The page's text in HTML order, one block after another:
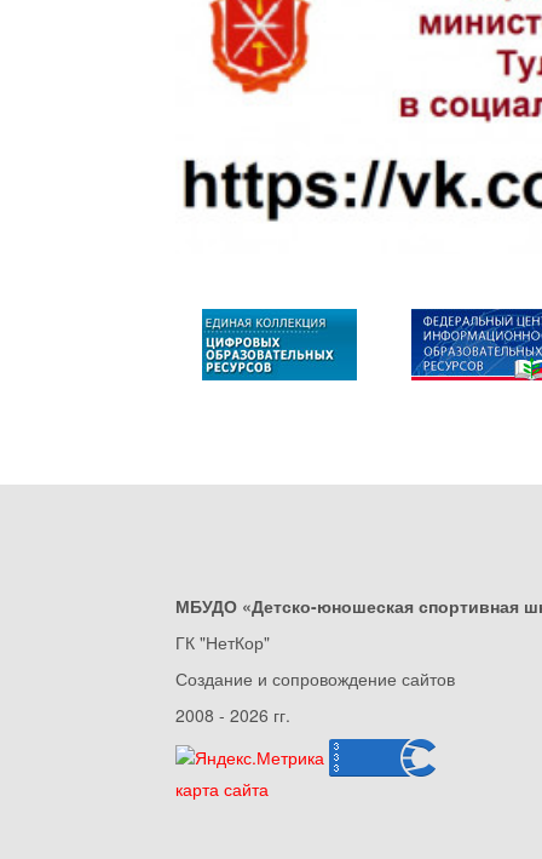
МБУДО «Детско-юношеская спортивная
ГК "НетКор"
Создание и сопровождение сайтов
2008 - 2026 гг.
карта сайта